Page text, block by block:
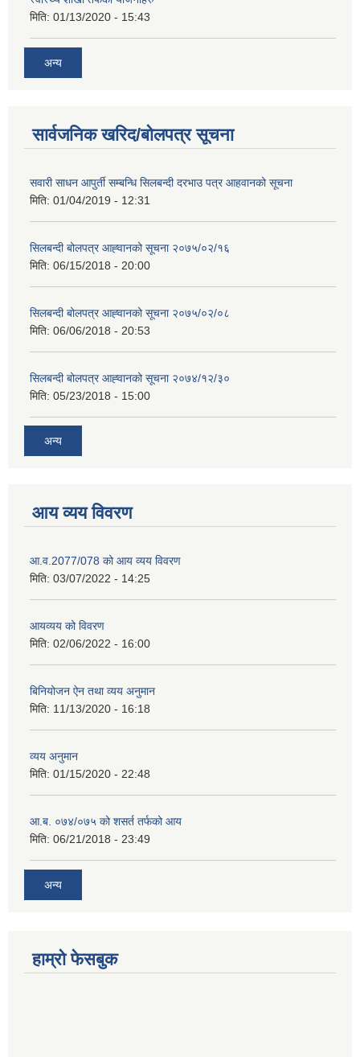
मिति: 01/13/2020 - 15:43
अन्य
सार्वजनिक खरिद/बोलपत्र सूचना
सवारी साधन आपुर्ती सम्बन्धि सिलबन्दी दरभाउ पत्र आहवानको सूचना
मिति: 01/04/2019 - 12:31
सिलबन्दी बोलपत्र आह्‍वानको सूचना २०७५/०२/१६
मिति: 06/15/2018 - 20:00
सिलबन्दी बोलपत्र आह्‍वानको सूचना २०७५/०२/०८
मिति: 06/06/2018 - 20:53
सिलबन्दी बोलपत्र आह्‍वानको सूचना २०७४/१२/३०
मिति: 05/23/2018 - 15:00
अन्य
आय व्यय विवरण
आ.व.2077/078 को आय व्यय विवरण
मिति: 03/07/2022 - 14:25
आयव्यय को विवरण
मिति: 02/06/2022 - 16:00
बिनियोजन ऐन तथा व्यय अनुमान
मिति: 11/13/2020 - 16:18
व्यय अनुमान
मिति: 01/15/2020 - 22:48
आ.ब. ०७४/०७५ को शसर्त तर्फको आय
मिति: 06/21/2018 - 23:49
अन्य
हाम्रो फेसबुक